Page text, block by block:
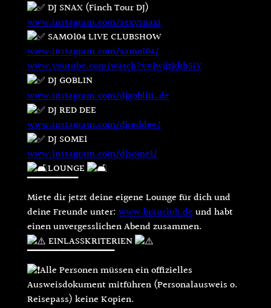
DJ SNAX (Finch Tour DJ)
www.instagram.com/sexysnaxi
SAMO104 LIVE CLUBSHOW
www.instagram.com/samo104/
www.youtube.com/watch?v=1wjjzkkh5iY
DJ GOBLIN
www.instagram.com/djgoblin_de
DJ RED DEE
www.instagram.com/djreddee/
DJ SOME1
www.instagram.com/djsome1/
LOUNGE
▔▔▔▔▔▔▔
Miete dir jetzt deine eigene Lounge für dich und
deine Freunde unter:www.brauclub.deund habt
einen unvergesslichen Abend zusammen.
EINLASSKRITERIEN
▔▔▔▔▔▔▔▔▔▔▔▔
Alle Personen müssen ein offizielles
Ausweisdokument mitführen (Personalausweis o.
Reisepass) keine Kopien.